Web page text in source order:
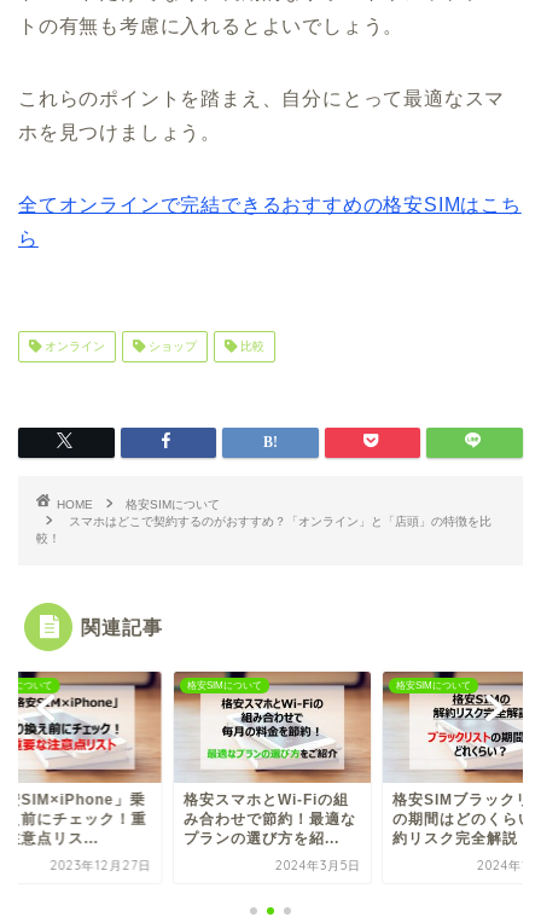
トの有無も考慮に入れるとよいでしょう。
これらのポイントを踏まえ、自分にとって最適なスマ
ホを見つけましょう。
全てオンラインで完結できるおすすめの格安SIMはこち
ら
オンライン ショップ 比較
HOME
格安SIMについて
スマホはどこで契約するのがおすすめ？「オンライン」と「店頭」の特徴を比
較！
関連記事
について
安SIM×iPhone」乗
え前にチェック！重
注意点リス...
2023年12月27日
格安SIMについて
格安スマホとWi-Fiの組
み合わせで節約！最適な
プランの選び方を紹...
2024年3月5日
格安SIMについて
格安SIMブラックリ
の期間はどのくらい
約リスク完全解説
2024年1